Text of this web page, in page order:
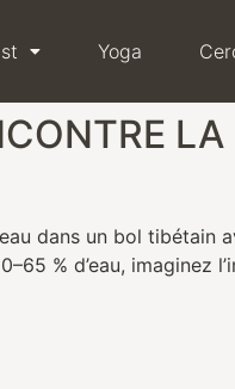
Yoga
LA
dans un bol
% d’eau, imaginez